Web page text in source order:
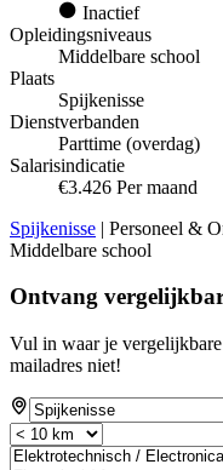
Inactief
Opleidingsniveaus
Middelbare school
Plaats
Spijkenisse
Dienstverbanden
Parttime (overdag)
Salarisindicatie
€3.426 Per maand
Spijkenisse | Personeel &
Middelbare school
Ontvang
Vul in waar je
mailadres niet!